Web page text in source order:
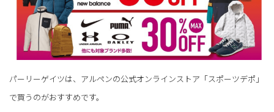
パーリーゲイツは、アルペンの公式オンラインストア「スポーツデポ」
で買うのがおすすめです。